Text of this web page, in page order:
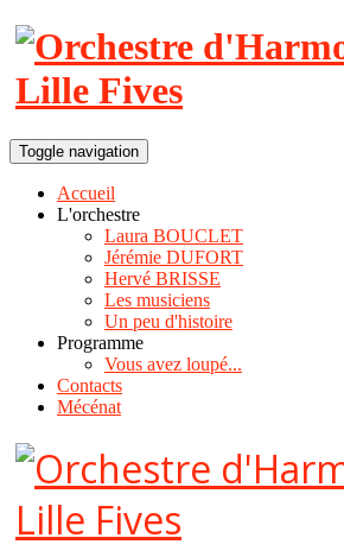
Toggle navigation
Accueil
L'orchestre
Laura BOUCLET
Jérémie DUFORT
Hervé BRISSE
Les musiciens
Un peu d'histoire
Programme
Vous avez loupé...
Contacts
Mécénat